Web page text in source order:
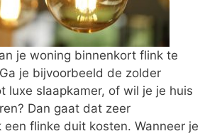
je woning binnenkort flink te
je bijvoorbeeld de zolder
luxe slaapkamer, of wil je je huis
Dan gaat dat zeer
een flinke duit kosten. Wanneer je